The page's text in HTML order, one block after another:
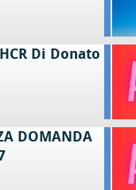
Di Donato
DOMANDA